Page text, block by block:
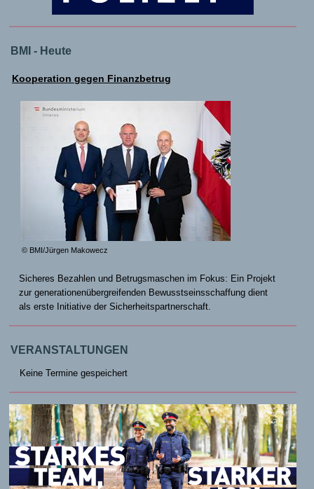
BMI - Heute
Kooperation gegen Finanzbetrug
© BMI/Jürgen Makowecz
Sicheres Bezahlen und Betrugsmaschen im Fokus: Ein Projekt
zur generationenübergreifenden Bewusstseinsschaffung dient
als erste Initiative der Sicherheitspartnerschaft.
VERANSTALTUNGEN
Keine Termine gespeichert